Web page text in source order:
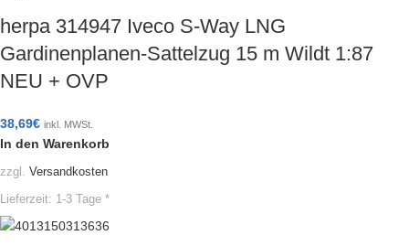
herpa 314947 Iveco S-Way LNG
Gardinenplanen-Sattelzug 15 m Wildt 1:87
NEU + OVP
38,69€ inkl. MWSt.
In den Warenkorb
zzgl. Versandkosten
Lieferzeit: 1-3 Tage *